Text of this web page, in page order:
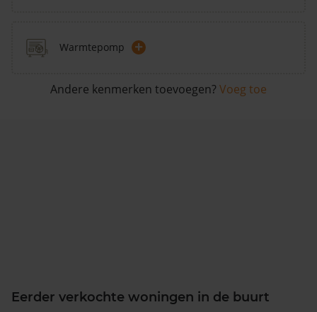
Warmtepomp +
Andere kenmerken toevoegen? Voeg toe
Eerder verkochte woningen in de buurt